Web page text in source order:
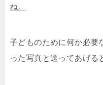
ね。
子どものために何か必要
った写真と送ってあげる